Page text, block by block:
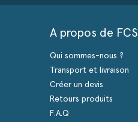
A propos de FCS
Qui sommes-nous ?
Transport et livraison
Créer un devis
Retours produits
F.A.Q